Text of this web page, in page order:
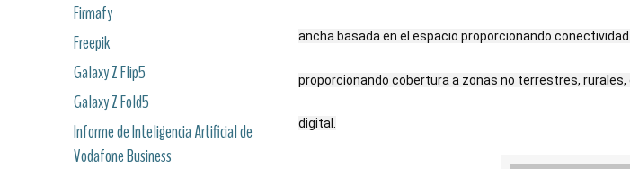
Firmafy
Freepik
Galaxy Z Flip5
Galaxy Z Fold5
Informe de Inteligencia Artificial de
Vodafone Business
ancha basada en el espacio proporcionando
proporcionando cobertura a zonas no terrestres,
digital.